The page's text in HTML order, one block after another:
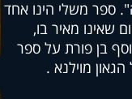
ספר משלי הינו אחד
שאינו מאיר בו,
בן פורת על ספר
מוילנא .